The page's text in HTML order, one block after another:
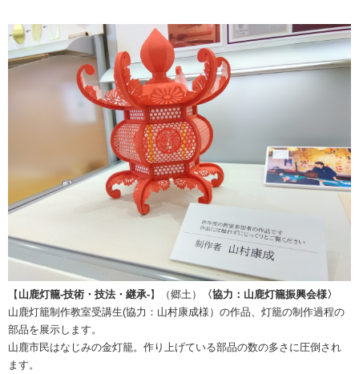
【山鹿灯籠-技術・技法・継承-】（郷土）
〈協力：山鹿灯籠振興会様〉
山鹿灯籠制作教室受講生(協力：山村康成様）の作品、灯籠の制作過程の
部品を展示します。
山鹿市民はなじみの金灯籠。作り上げている部品の数の多さに圧倒され
ます。